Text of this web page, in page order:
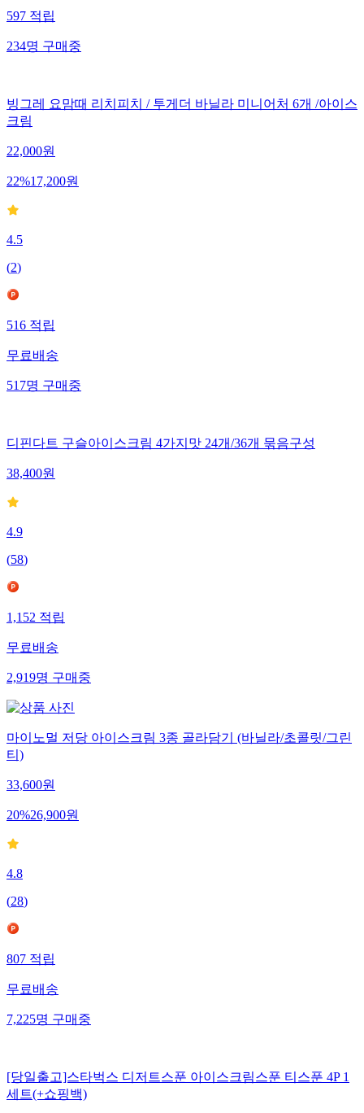
597적립
234명구매중
빙그레 요맘때 리치피치 / 투게더 바닐라 미니어처 6개 /아이스
크림
22,000원
22%17,200원
4.5
(2)
516적립
무료배송
517명구매중
디핀다트 구슬아이스크림 4가지맛 24개/36개 묶음구성
38,400원
4.9
(58)
1,152적립
무료배송
2,919명구매중
마이노멀 저당 아이스크림 3종 골라담기 (바닐라/초콜릿/그린
티)
33,600원
20%26,900원
4.8
(28)
807적립
무료배송
7,225명구매중
[당일출고]스타벅스 디저트스푼 아이스크림스푼 티스푼 4P 1
세트(+쇼핑백)